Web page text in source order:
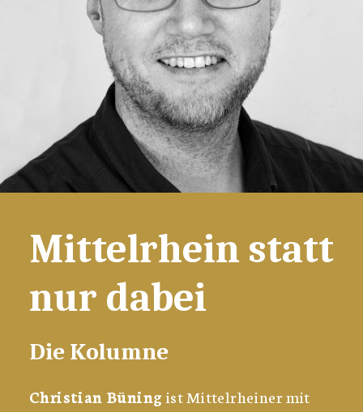
Mittelrhein statt
nur dabei
Die Kolumne
Christian Büningist Mittelrheiner mit